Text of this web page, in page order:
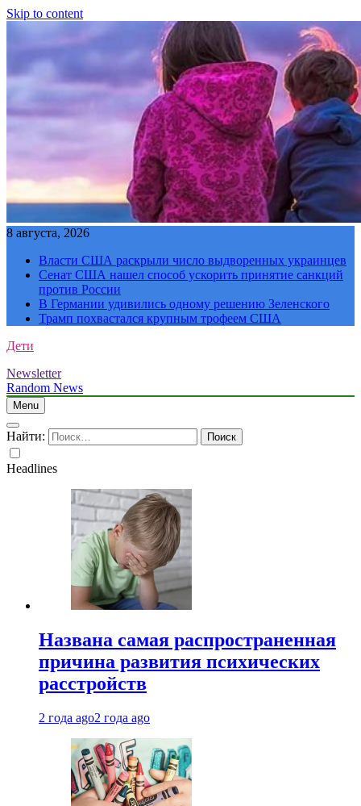
Skip to content
8 августа, 2026
Власти США раскрыли число выдворенных украинцев
Сенат США нашел способ ускорить принятие санкций
против России
В Германии удивились одному решению Зеленского
Трамп похвастался крупным трофеем США
Дети
Newsletter
Random News
Menu
Найти:
Headlines
Названа самая распространенная
причина развития психических
расстройств
2 года ago2 года ago